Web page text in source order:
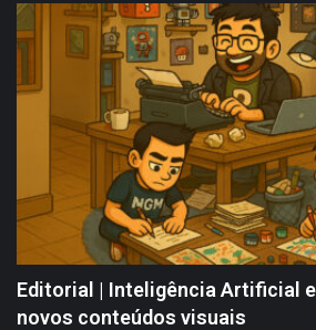
Editorial | Inteligência Artificial
novos conteúdos visuais